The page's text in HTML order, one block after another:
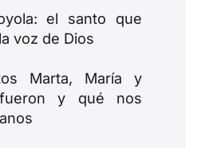
el santo que
voz de Dios
Marta, María y
y qué nos